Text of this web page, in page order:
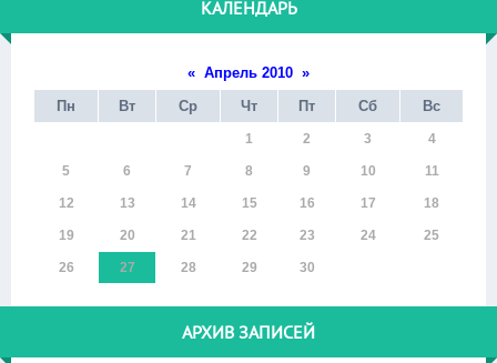
КАЛЕНДАРЬ
« Апрель 2010 »
Пн
Вт Ср Чт Пт Сб Вс
1 2 3 4
5 6 7 8 9 10 11
12 13 14 15 16 17 18
19 20 21 22 23 24 25
26 27 28 29 30
АРХИВ ЗАПИСЕЙ